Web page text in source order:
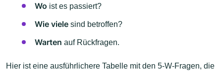
Wo ist es passiert?
Wie viele sind betroffen?
Warten auf Rückfragen.
Hier ist eine ausführlichere Tabelle mit den 5-W-Fragen, die